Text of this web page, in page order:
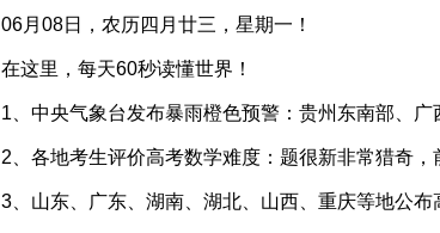
06月08日，农历四月廿三，星期一！
在这里，每天60秒读懂世界！
1、中央气象台发布暴雨橙色预警：贵州东南部、
2、各地考生评价高考数学难度：题很新非常猎奇，
3、山东、广东、湖南、湖北、山西、重庆等地公布